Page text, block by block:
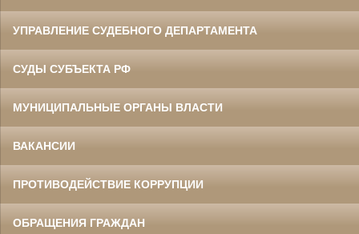
Ермоленко Фаина Семеновна
Великой Отечественной войны
областного суда
УПРАВЛЕНИЕ СУДЕБНОГО ДЕПАРТАМЕНТА
СУДЫ СУБЪЕКТА РФ
МУНИЦИПАЛЬНЫЕ ОРГАНЫ ВЛАСТИ
ВАКАНСИИ
ПРОТИВОДЕЙСТВИЕ КОРРУПЦИИ
ОБРАЩЕНИЯ ГРАЖДАН